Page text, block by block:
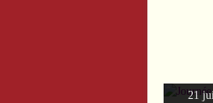
21